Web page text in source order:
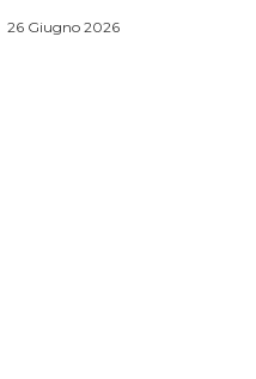
26 Giugno 2026